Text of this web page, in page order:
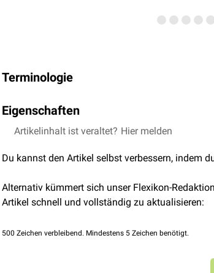
Terminologie
oft nur die Scheidezähne gleichgesetzt. Nach
zu den Frontzähnen.
Eigenschaften
Die Frontzähne weisen verschiedene
Krümmungsmerkmal
Artikelinhalt ist veraltet? Hier melden
Du kannst den Artikel selbst verbessern, indem
Alternativ kümmert sich unser Flexikon-
Artikel schnell und vollständig zu aktualisieren:
500 Zeichen verbleibend. Mindestens 5 Zeichen benötigt.